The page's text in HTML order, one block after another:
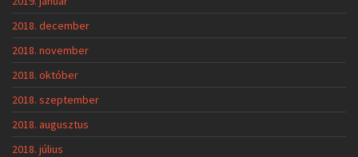
2018. december
2018. november
2018. október
2018. szeptember
2018. augusztus
2018. július